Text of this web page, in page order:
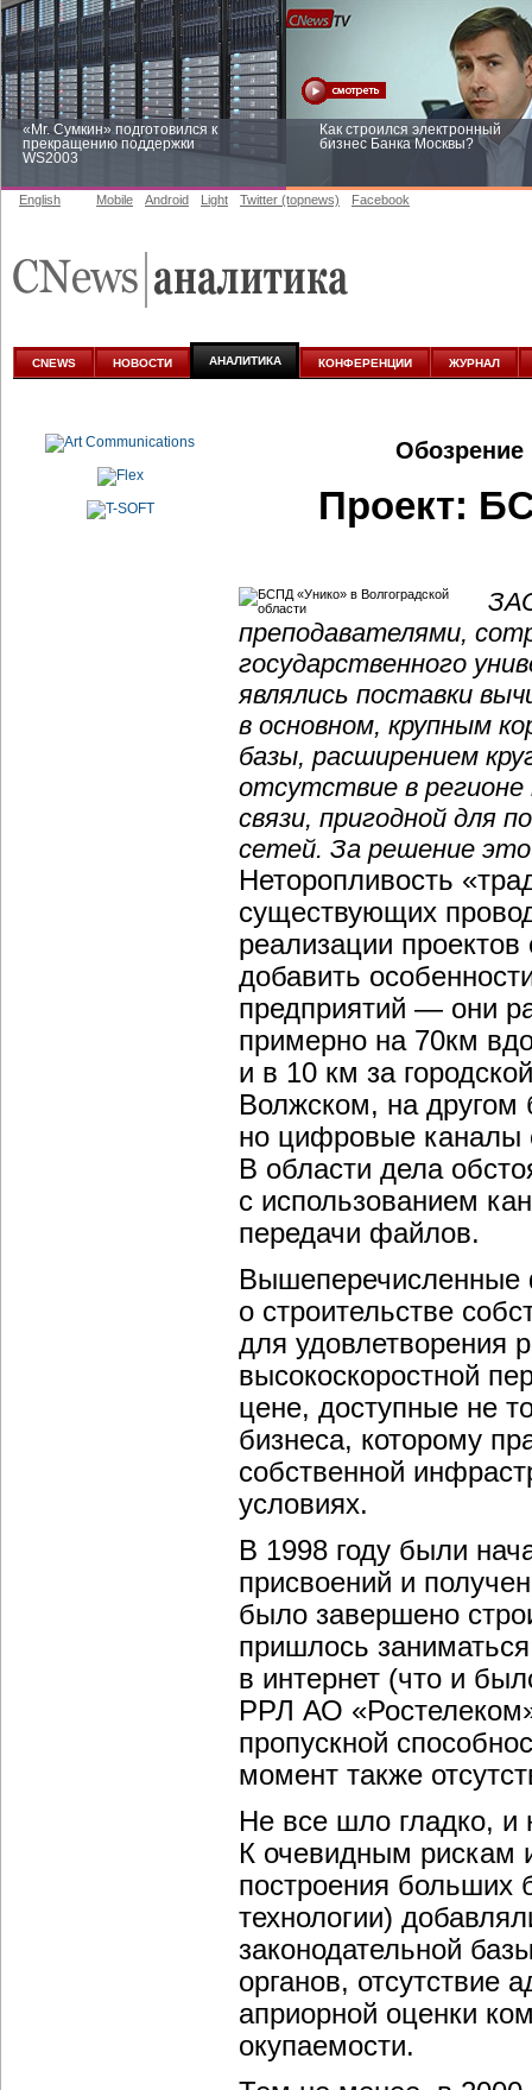
«Mr. Сумкин» подготовился к
прекращению поддержки
WS2003
Как строился электронный
бизнес Банка Москвы?
аналитике
English Mobile Android Light Twitter (topnews) Facebook
CNEWS НОВОСТИ АНАЛИТИКА КОНФЕРЕНЦИИ ЖУРНАЛ
Обозрение
Проект:
преподавателями,
государственного
являлись поставки
в основном, крупным
базы, расширением
отсутствие в
связи, пригодной для
сетей. За решение
Неторопливость
существующих
реализации проектов
добавить
предприятий — они
примерно на 70км
и в 10 км за
Волжском, на другом
но цифровые каналы
В области дела
с использованием
передачи файлов.
Вышеперечисленные
о строительстве
для удовлетворения
высокоскоростной
цене, доступные не
бизнеса, которому
собственной
условиях.
В 1998 году были
присвоений и
было завершено
пришлось
в интернет (что и
РРЛ АО
пропускной
момент также
Не все шло гладко, и
К очевидным рискам
построения больших
технологии)
законодательной
органов, отсутствие
априорной оценки
окупаемости.